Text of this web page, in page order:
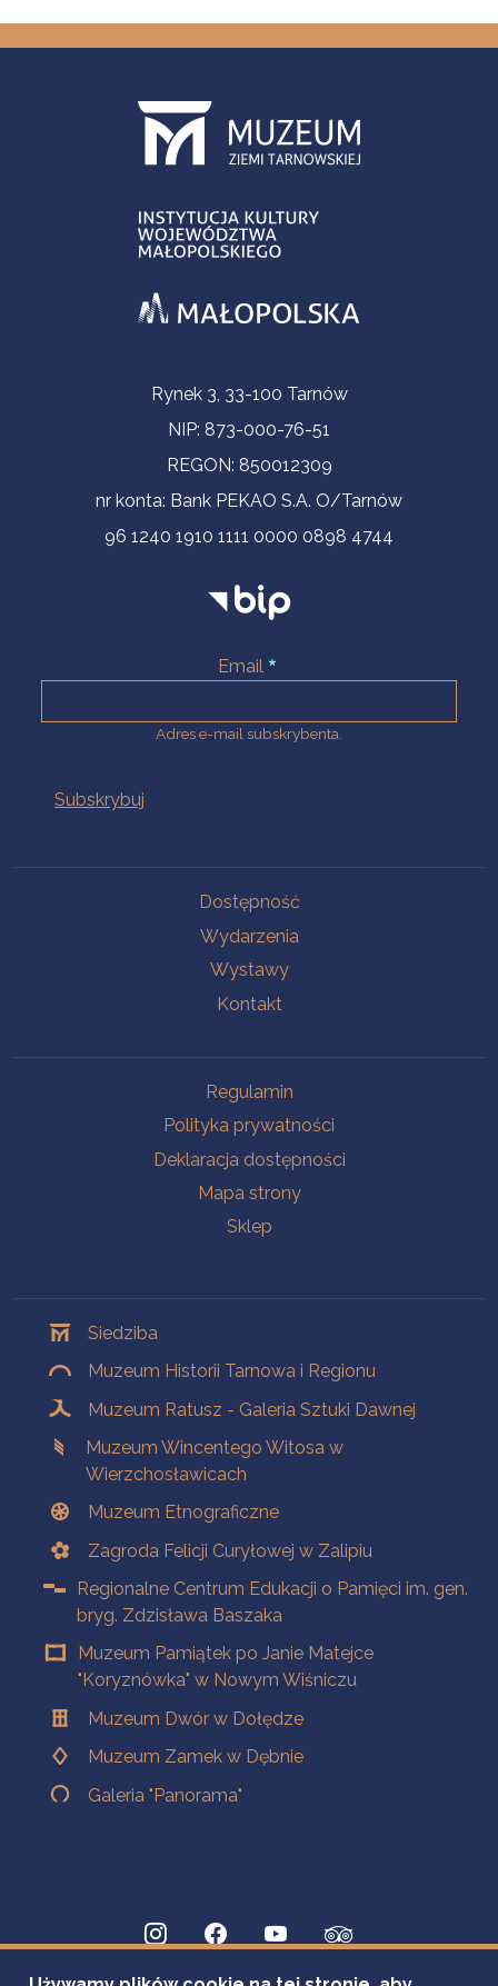
Informacje kontaktoweRynek 3, 33-100 Tarnów
NIP: 873-000-76-51
REGON: 850012309
nr konta: Bank PEKAO S.A. O/Tarnów
96 1240 1910 1111 0000 0898 4744
Email
Adres e-mail subskrybenta.
Dostępność
Wydarzenia
Wystawy
Kontakt
Regulamin
Polityka prywatności
Deklaracja dostępności
Mapa strony
Sklep
Siedziba
Muzeum Historii Tarnowa i Regionu
Muzeum Ratusz - Galeria Sztuki Dawnej
Muzeum Wincentego Witosa w
Wierzchosławicach
Muzeum Etnograficzne
Zagroda Felicji Curyłowej w Zalipiu
Regionalne Centrum Edukacji o Pamięci im. gen.
bryg. Zdzisława Baszaka
Muzeum Pamiątek po Janie Matejce
"Koryznówka" w Nowym Wiśniczu
Muzeum Dwór w Dołędze
Muzeum Zamek w Dębnie
Galeria "Panorama"